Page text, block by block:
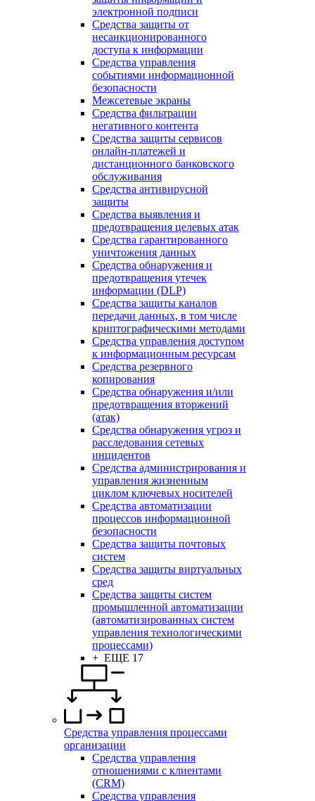
электронной подписи
Средства защиты от
несанкционированного
доступа к информации
Средства управления
событиями информационной
безопасности
Межсетевые экраны
Средства фильтрации
негативного контента
Средства защиты сервисов
онлайн-платежей и
дистанционного банковского
обслуживания
Средства антивирусной
защиты
Средства выявления и
предотвращения целевых атак
Средства гарантированного
уничтожения данных
Средства обнаружения и
предотвращения утечек
информации (DLP)
Средства защиты каналов
передачи данных, в том числе
криптографическими методами
Средства управления доступом
к информационным ресурсам
Средства резервного
копирования
Средства обнаружения и/или
предотвращения вторжений
(атак)
Средства обнаружения угроз и
расследования сетевых
инцидентов
Средства администрирования и
управления жизненным
циклом ключевых носителей
Средства автоматизации
процессов информационной
безопасности
Средства защиты почтовых
систем
Средства защиты виртуальных
сред
Средства защиты систем
промышленной автоматизации
(автоматизированных систем
управления технологическими
процессами)
+ ЕЩЕ 17
Средства управления процессами
организации
Средства управления
отношениями с клиентами
(CRM)
Средства управления